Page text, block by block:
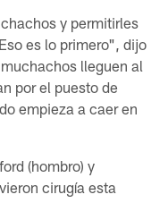
y permitirles
es lo primero", dijo
lleguen al
por el puesto de
empieza a caer en
(hombro) y
cirugía esta